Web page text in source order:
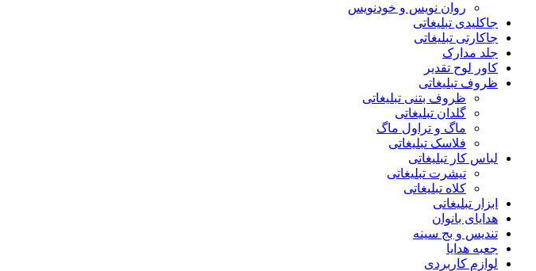
روان نویس و خودنویس
جاکلیدی تبلیغاتی
جاکارتی تبلیغاتی
جلد مدارک
کاور لوح تقدیر
ظروف تبلیغاتی
ظروف بتنی تبلیغاتی
گلدان تبلیغاتی
ماگ و تراول ماگ
فلاسک تبلیغاتی
لباس کار تبلیغاتی
تیشرت تبلیغاتی
کلاه تبلیغاتی
ابزار تبلیغاتی
هدایای بانوان
تندیس و بج سینه
جعبه هدایا
لوازم کاربردی